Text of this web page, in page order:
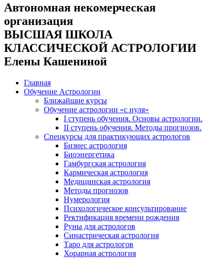
Автономная некомерческая
организация
ВЫСШАЯ ШКОЛА
КЛАССИЧЕСКОЙ АСТРОЛОГИИ
Елены Кашениной
Главная
Обучение Астрологии
Ближайшие курсы
Обучение астрологии «с нуля»
I ступень обучения. Основы астрологии.
II ступень обучения. Методы прогнозов.
Спецкурсы для практикующих астрологов
Бизнес астрология
Биоэнергетика
Гамбургская астрология
Кармическая астрология
Медицинская астрология
Методы прогнозов
Нумерология
Психологическое консультирование
Ректификация времени рождения
Руны для астрологов
Синастрическая астрология
Таро для астрологов
Хорарная астрология